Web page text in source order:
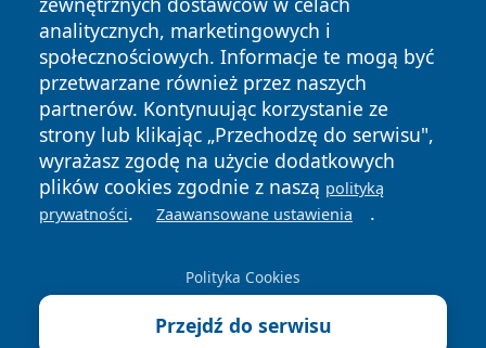
analitycznych, marketingowych i
społecznościowych. Informacje te mogą być
przetwarzane również przez naszych
partnerów. Kontynuując korzystanie ze
strony lub klikając „Przechodzę do serwisu",
wyrażasz zgodę na użycie dodatkowych
plików cookies zgodnie z naszą polityką
prywatności. Zaawansowane ustawienia .
Polityka Cookies
Przejdź do serwisu
Copyright © 2026 zywieconline.pl Wszystkie prawa
zastrzeżone.
News Autorzy
Polityka
Prywatności
Polityka
Cookies